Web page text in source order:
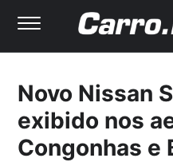
Novo Nissan
exibido nos
Congonhas e